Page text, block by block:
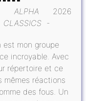
ALPHA
CLASSICS
2026
est mon groupe
incroyable. Avec
répertoire et ce
mêmes réactions
des fous. Un